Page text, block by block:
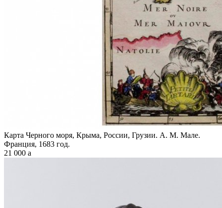
Карта Черного моря, Крыма, России, Грузии. А. М. Мале.
Франция, 1683 год.
21 000 a